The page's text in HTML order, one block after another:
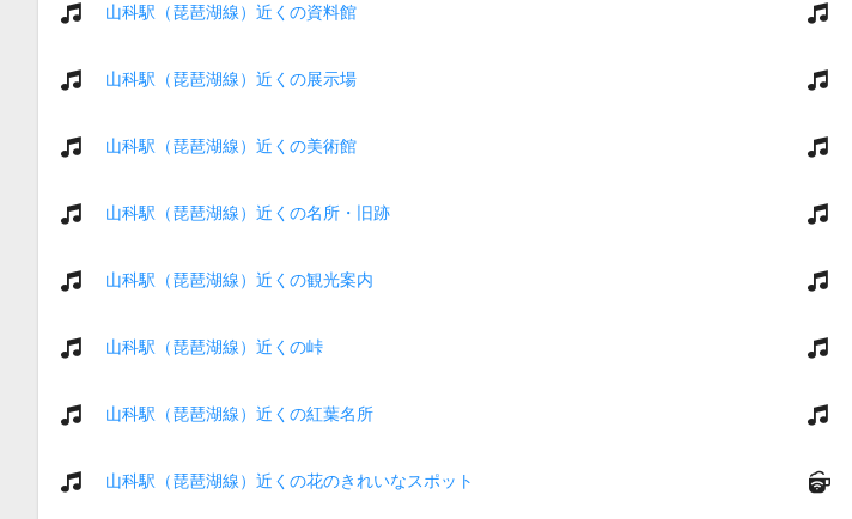
山科駅（琵琶湖線）近くの資料館
山科駅（琵琶湖線）近くの展示場
山科駅（琵琶湖線）近くの美術館
山科駅（琵琶湖線）近くの名所・旧跡
山科駅（琵琶湖線）近くの観光案内
山科駅（琵琶湖線）近くの峠
山科駅（琵琶湖線）近くの紅葉名所
山科駅（琵琶湖線）近くの花のきれいなスポット